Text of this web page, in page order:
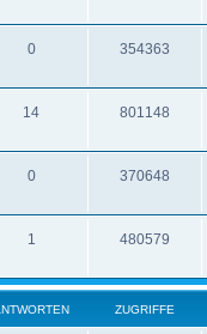
0 354363
14 801148
0 370648
1 480579
ZUGRIFFE